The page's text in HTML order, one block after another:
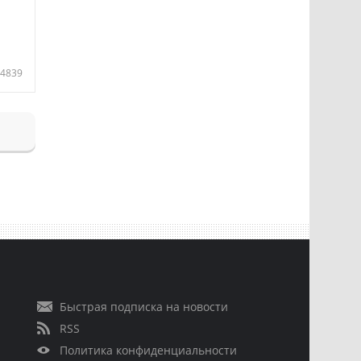
4839
Быстрая подписка на новости
RSS
Политика конфиденциальности